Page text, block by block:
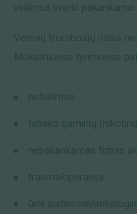
veikimui svarbi
Veninių trombozių rizika
Moksliniuose tyrimuose
nutukimas
tabako gaminių
nepakankamas fizinis
trauma/operacija
ūmi sisteminė/